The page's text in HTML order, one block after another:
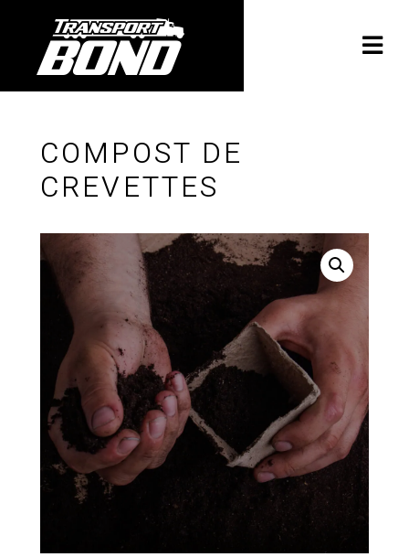
COMPOST DE
CREVETTES